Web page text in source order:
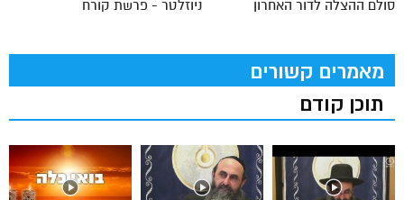
ניוזלטר - פרשת קורח
סולם ההצלה לדור האחרון
מאמרים קשורים
תוכן קודם